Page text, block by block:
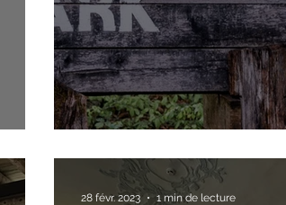
28 févr. 2023 1 min de lecture